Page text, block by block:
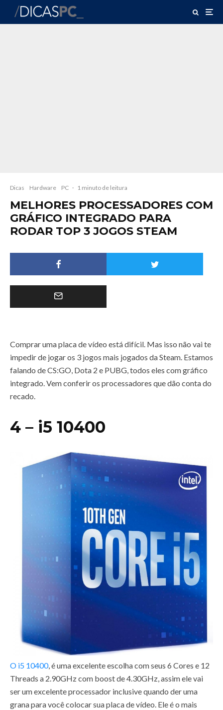
Dicas Hardware PC · 1 minuto de leitura
MELHORES PROCESSADORES COM
GRÁFICO INTEGRADO PARA
RODAR TOP 3 JOGOS STEAM
Comprar uma placa de vídeo está difícil. Mas isso não vai te
impedir de jogar os 3 jogos mais jogados da Steam. Estamos
falando de CS:GO, Dota 2 e PUBG, todos eles com gráfico
integrado. Vem conferir os processadores que dão conta do
recado.
4 – i5 10400
O i5 10400, é uma excelente escolha com seus 6 Cores e 12
Threads a 2.90GHz com boost de 4.30GHz, assim ele vai
ser um excelente processador inclusive quando der uma
grana para você colocar sua placa de vídeo. Ele é o mais